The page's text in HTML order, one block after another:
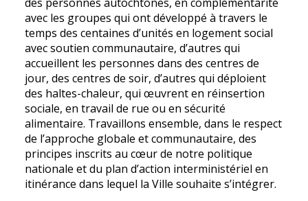
avec les groupes qui ont développé à travers le
temps des centaines d’unités en logement social
avec soutien communautaire, d’autres qui
accueillent les personnes dans des centres de
jour, des centres de soir, d’autres qui déploient
des haltes-chaleur, qui œuvrent en réinsertion
sociale, en travail de rue ou en sécurité
alimentaire. Travaillons ensemble, dans le respect
de l’approche globale et communautaire, des
principes inscrits au cœur de notre politique
nationale et du plan d’action interministériel en
itinérance dans lequel la Ville souhaite s’intégrer.